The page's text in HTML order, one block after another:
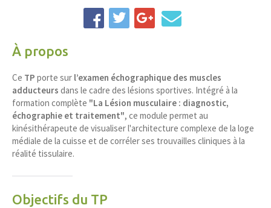
À propos
Ce TP porte sur l’examen échographique des muscles
adducteurs dans le cadre des lésions sportives. Intégré à la
formation complète "La Lésion musculaire : diagnostic,
échographie et traitement", ce module permet au
kinésithérapeute de visualiser l'architecture complexe de la loge
médiale de la cuisse et de corréler ses trouvailles cliniques à la
réalité tissulaire.
Objectifs du TP